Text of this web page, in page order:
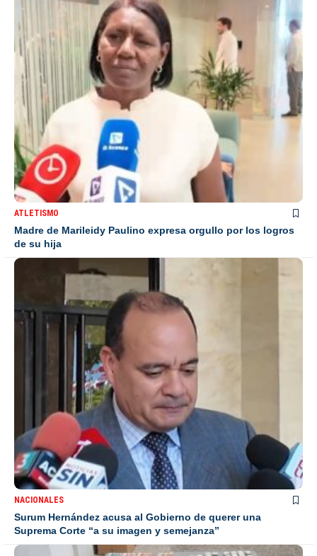
ATLETISMO
Madre de Marileidy Paulino expresa orgullo por los logros
de su hija
NACIONALES
Surum Hernández acusa al Gobierno de querer una
Suprema Corte “a su imagen y semejanza”